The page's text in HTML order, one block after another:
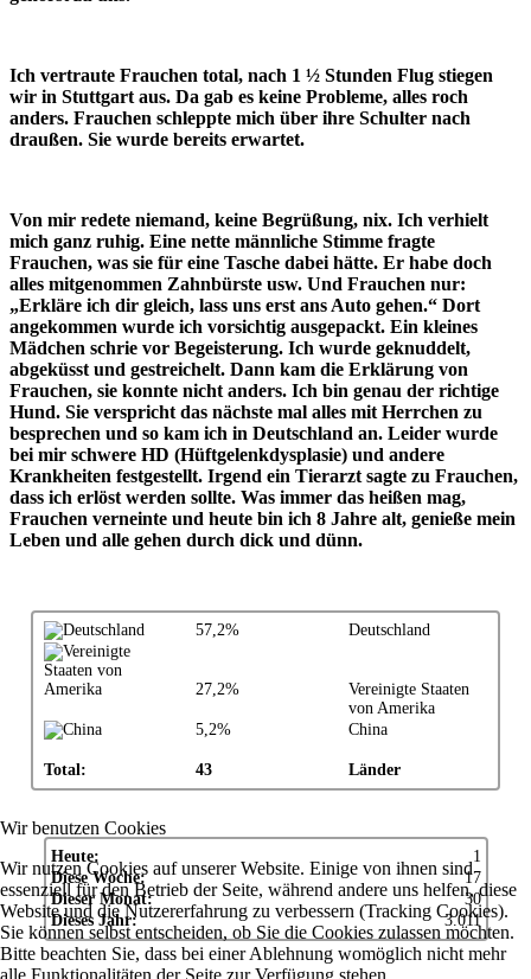
Ich vertraute Frauchen total, nach 1 ½ Stunden Flug stiegen
wir in Stuttgart aus. Da gab es keine Probleme, alles roch
anders. Frauchen schleppte mich über ihre Schulter nach
draußen. Sie wurde bereits erwartet.
Von mir redete niemand, keine Begrüßung, nix. Ich verhielt
mich ganz ruhig. Eine nette männliche Stimme fragte
Frauchen, was sie für eine Tasche dabei hätte. Er habe doch
alles mitgenommen Zahnbürste usw. Und Frauchen nur:
„Erkläre ich dir gleich, lass uns erst ans Auto gehen.“ Dort
angekommen wurde ich vorsichtig ausgepackt. Ein kleines
Mädchen schrie vor Begeisterung. Ich wurde geknuddelt,
abgeküsst und gestreichelt. Dann kam die Erklärung von
Frauchen, sie konnte nicht anders. Ich bin genau der richtige
Hund. Sie verspricht das nächste mal alles mit Herrchen zu
besprechen und so kam ich in Deutschland an. Leider wurde
bei mir schwere HD (Hüftgelenkdysplasie) und andere
Krankheiten festgestellt. Irgend ein Tierarzt sagte zu Frauchen,
dass ich erlöst werden sollte. Was immer das heißen mag,
Frauchen verneinte und heute bin ich 8 Jahre alt, genieße mein
Leben und alle gehen durch dick und dünn.
57,2% Deutschland
27,2%
Vereinigte Staaten
von Amerika
5,2%
China
Total: 43 Länder
Heute:
1
Diese Woche:
17
Dieser Monat:
30
Dieses Jahr:
3.011
Wir benutzen Cookies
Wir nutzen Cookies auf unserer Website. Einige von ihnen sind
essenziell für den Betrieb der Seite, während andere uns helfen, diese
Website und die Nutzererfahrung zu verbessern (Tracking Cookies).
Sie können selbst entscheiden, ob Sie die Cookies zulassen möchten.
Bitte beachten Sie, dass bei einer Ablehnung womöglich nicht mehr
alle Funktionalitäten der Seite zur Verfügung stehen.